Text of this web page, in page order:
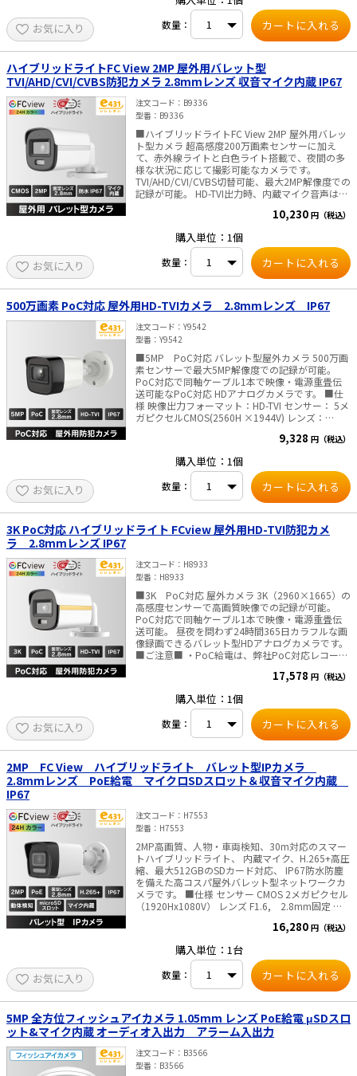
H.264 and H.265 encoding 監視領域(ROI) 1 固定
領域 （メインストリーム） オーディオ オーディ
オタイプ モノラルサウンド オーディオ圧縮
G.711ulaw/G.711alaw/G.722.1/G.726/MP2L2/
LC オーディオビットレート 64 Kbps
(G.711ulaw/G.711alaw) / 16 Kbps (G.722.1) / 16
Kbps (G.726) / 32～160 Kbps (MP2L2) / 16～64
Kbps (AAC-LC) オーディオサンプリングレート 8
ーク プロトコル TCP/IP, ICMP, DHCP, DNS, HTTP,
RTP, RTSP, RTCP, NTP, IGMP, IPv6, UDP, QoS,
FTP, SMTP 同時ライブビュー 最大 6 ch インター
フェース規格 ONVIF (Profile S, Profile G, Profile
T), ISAPI, SDK セキュリティ パスワード保護、複
合パスワード、 透かし、HTTPのベーシック認証
とダイジェスト認証、ONVIFのWSSE認証とダイジ
ェスト認証、セキュリティ監査ログ、ホスト認証
(MACアドレス) ユーザー / ホスト 最大 32 ユーザ
ー / 3 ユーザーレベル：管理者、オペレーター、
ユーザー WEBブラウザ ライブビューにプラグイ
ンが必要： IE 10, IE 11,ローカルサービス：
Chrome 57.0+, Firefox 52.0+, Edge 89+ WEBブラ
ウザ言語 英語、 ウクライナ語 画像 画質設定
Rotate , Saturation, Brightness, Contrast,
Sharpness, Gain,White Balance （クライアントソ
フトウエアまたは、WEBブラウザで調整）
Day/Night スイッチ Day, Night, Auto, Schedule
画質強調 BLC, HLC, 3D DNR ワイドダイナミック
レンジ (WDR) 120 dB SNR ≥ 52 dB プライバシー
マスク 4領域設定可能 機能 一般機能 アンチフリ
ッカー、ハートビート、ミラー、パスワード保
護、電子メールによるパスワードリセット イベン
ト 基本イベント 動体検知（特定対象（人および車
両）によるアラームのトリガーに対応）、映像タ
メモリカードへのアップロード、監視センターに
通知、メール送信、トリガー録画、トリガーキャ
プチャ、トリガーアラーム出力、警告音出力 イン
ターフェース イーサネット RJ45( 10 M /100M自
己適応型イーサネットポート) x1 搭載ストレージ
マイクロSDカードスロット搭載
512 GB） 内蔵マイク 搭載, x 1 オーディオ 1入力
台，（最大3.3 Vp-p，100Ω，、非平衡） アラー
ム入出力 1 入力, 1 出力 (最大12 VDC,30mA) リセ
ットキー 搭載 電源端子 Φ5.5mm 電源プラグ x1
一般 電源 12 VDC ± 25% / PoE: IEEE 802.3af,
Class 3 消費電力 12VDC、0.9A 最大11.0WPoE:
IEEE 802.3af, Class 3, 最大 12.9 W 材質 メタル、
プラスチック 使用温度範囲 -30℃ ～ 60℃ 使用湿
度範囲 湿度95%以下（結露しないこと） 寸法
Φ105 mm × 252 mm 重量 約 585 g 防水・防塵
白色光とIRを自動切り替え。省エネ＆防犯効果を
両立。 ■ 双方向音声でその場とリアルタイム通話
マイク＆スピーカー内蔵。映像を見るだけでな
く、声かけや威嚇、来訪者対応も可能です。 ■ 音
声も映像も同軸ケーブルでかんたん配線 配線工事
の手間を削減し、設置がスムーズ。 ■ 屋外設置も
安心の防塵・防水（IP67）設計 雨やホコリに強
く、過酷な環境下でも安定稼働。 ■ご注意■ AC
アダプタは付属しておりません 別途販売はこちら
より ■双方向通話機能対応レコーダー 注意事項
（必ずご確認ください） 本製品の双方向通話機能
は、新しい技術を採用しているため、2025年以前
に発売されたレコーダーではご利用いただけませ
ん。 当社にて動作確認済みの、双方向通話機能に
対応したレコーダーは以下の通りです。 ・＜5MP
対応＞防犯カメラ用レコーダー 4入力 8入力
16入力 ・＜PoC対応＞ 防犯カメラ用デジタルレ
レームレート 3K@10/12.5/20/25fps,
4MP@25/30fps,1080P@25/30fps 最低被写体照
ャッター速度 1/15~1/50,000 (NTSC)
1/12.5~1/50,000(PAL) Day & Night ICR (IR-
CutFilter removable) / 24H カラー レンズ 2.8mm
固定焦点 視野角 水平:112°,垂直62°,対角131° 調整
角度 水平:0~360°、垂直:0~75°、回転:0~360°
WDR(Wide Dynamic Range) Digital WDR 映像出
力 1ch:HD-TVI マイク 数・ピックアップ距離 x1:
範囲 半径5mまで ライト 補助光ライトモード
Smart, IR, White Light LEDライト照射距離 IRライ
ト: 30mまで、白色ライト: 20mまで メニュー 画
像モード STD/HIGH-SAT / HIGH LIGHT AGC
LOW/MIDDLE/HIGH ライティングモード WHITE
LIGHT / SMART / IR ホワイトバランス
ァンクション BRIGHTNES / SHARPNESS / Anti-
BANDING / SMART IR オーディオ オーディオ機能
エコーキャンセル、AIノイズリダクション、AGC
の電源アダプターを使用してください。 消費電力
最大 5.2 W 使用環境範囲 -40°C~60°C/湿度90%以
下(結露しないこと) 材質 プラスチック 寸法/質量
お気に入り 数量：
ハイブリッドライトFC View 2MP 屋外用バレット型
TVI/AHD/CVI/CVBS防犯カメラ 2.8mmレンズ 収音マイク内蔵 IP67
注文コード
B9336
型番
B9336
■ハイブリッドライトFC View 2MP 屋外用バレッ
ト型カメラ 超高感度200万画素センサーに加え
て、赤外線ライトと白色ライト搭載で、夜間の多
様な状況に応じて撮影可能なカメラです。
TVI/AHD/CVI/CVBS切替可能、最大2MP解像度での
記録が可能。 HD-TVI出力時、内蔵マイク音声は、
（カメラ電源配線は、別途必要） ■仕様 CMOS 2
ンズ 視野角：105°（水平）、56°（垂直）、126°
（対角） DAY&NIGHT：ICR / 24Hカラー / スマー
ト ・ライト照射距離：最大20m（IR/白色と
も） 内蔵マイク：搭載 防水防塵性能：IP67 電
源：DC12 V ・消費電力：最大2.9W 寸法：
161.1 mm × 68.4 mm × 65.2 mm ・重量：
約395 g ■ご注意■ ACアダプタは付属しておりま
せん 別途販売はこちらより
10,230 円（税込）
お気に入り
購入単位：1個
数量：
500万画素 PoC対応 屋外用HD-TVIカメラ 2.8mmレンズ IP67
注文コード
Y9542
型番
Y9542
■5MP PoC対応 バレット型屋外カメラ 500万画
素センサーで最大5MP解像度での記録が可能。
PoC対応で同軸ケーブル1本で映像・電源重畳伝
送可能なPoC対応 HDアナログカメラです。 ■仕
様 映像出力フォーマット：HD-TVI センサー： 5メ
ガピクセルCMOS(2560H ×1944V) レンズ：
角：110° DAY&NIGHT:自動切換、夜間モノクロ映
消費電力：最大3W / PoC.af 寸法：61mm
×58mm×158.6mm ・重量 約337g ■ご注意■
・PoC給電は、弊社PoC対応レコーダー以外では
対応していません。 ・ACアダプタは付属しており
ません。別途販売はこちらより
9,328 円（税込）
お気に入り
購入単位：1個
数量：
3K PoC対応 ハイブリッドライト FCview 屋外用HD-TVI防犯カメ
ラ 2.8mmレンズ IP67
注文コード
H8933
型番
H8933
■3K PoC対応 屋外カメラ 3K（2960×1665）の
高感度センサーで高画質映像での記録が可能。
PoC対応で同軸ケーブル1本で映像・電源重畳伝
送可能。 昼夜を問わず24時間365日カラフルな画
像録画できるバレット型HDアナログカメラです。
■ご注意■ ・PoC給電は、弊社PoC対応レコーダ
属しておりません。別途販売はこちらより ■仕様
4MP@25/30fps, 1080p@25/30 fps 最低被写体照
1/50,000s、 スローシャッター 最大16倍 Day ＆
Night ICR (IR-CutFilter removable) / 24Hカラー レ
ンズ 2.8 mm 固定焦点 視野角 水平：110°, 垂直
59°, 対角 139° 調整角度 水平：0～360°、垂直：0
ジ） 130 dB以上 映像出力 1ch： HD-TVI メニュー
画像モード STD / HIGH-SAT / HIGHLIGHT AGC
LOW /MEDIUM /HIGH DAY&NIGHTモード AUTO /
COLOR / B＆W (Black and White) ホワイトバラン
ス AUTO / OUTDOOR / GLOBAL / MANUAL ノイズ
リダクション 3D DNR / 2D DNR 自動露出モード
GLOBAL / HLC / BLC / HLS / WDR ファンクション
BRIGHTNESS / CONTRAST / MIRROR / SMART
LIGHT / ANTIBANDING プライバシーマスク 4領域
12 VDC±25% / PoC.af※）電源アダプター使用
ることをお薦めします。 消費電力 最大 5.7 W 使用
以下 （結露しないこと） LEDライト照射距離 白色
ライト： 20m ／ IR（赤外線）ライト： 20m 材質
メタル 寸法 161.1 mm × 68.4 mm × 65.2 mm
重量 約 440 g 防水・防塵性能 IP67
17,578 円（税込）
お気に入り
購入単位：1個
数量：
2MP FC View ハイブリッドライト バレット型IPカメラ
2.8mmレンズ PoE給電 マイクロSDスロット＆収音マイク内蔵
IP67
注文コード
H7553
型番
H7553
2MP高画質、人物・車両検知、30m対応のスマー
トハイブリッドライト、 内蔵マイク、H.265+高圧
縮、最大512GBのSDカード対応、 IP67防水防塵
を備えた高コスパ屋外バレット型ネットワークカ
メラです。 ■仕様 センサー CMOS 2メガピクセル
（1920Hx1080V） レンズ F1.6, 2.8mm固定 視
梱の”クイックスタートガイド”に日本語の説明が
あります） 搭載ストレージ マイクロSDカードス
ロット（最大512GB）SDカードのご購入はこちら
から 内蔵マイク 搭載 防水防塵性能 IP67 消費電力
12 VDC, 0.4A, 最大5W／PoE（802.3af）,0.2A～
0.15A, 最大6.5W 寸法 170.8×66×69.1mm・重
量 約285g ■ご注意■ PoE給電しない場合、別
途販売のACアダプタが必要です。別途販売はこち
らより
16,280 円（税込）
お気に入り
購入単位：1台
数量：
5MP 全方位フィッシュアイカメラ 1.05mm レンズ PoE給電 μSDスロ
ット&マイク内蔵 オーディオ入出力 アラーム入出力
注文コード
B3566
型番
B3566